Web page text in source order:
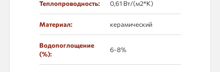
Теплопроводность: 0,61 Вт/(м2*К)
Материал: керамический
Водопоглощение
(%):
6-8%